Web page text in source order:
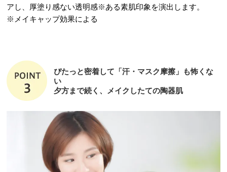
アし、厚塗り感ない透明感※ある素肌印象を演出します。
※メイキャップ効果による
ぴたっと密着して「汗・マスク摩擦」も怖くな
い
夕方まで続く、メイクしたての陶器肌